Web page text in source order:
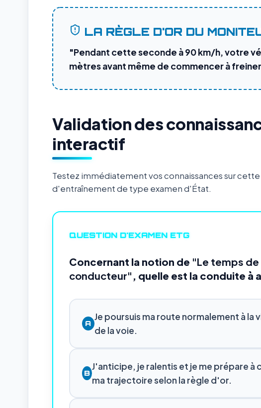
LA RÈGLE D'OR DU
"Pendant cette seconde à 90 km/h, votre
mètres avant même de commencer à
Validation des
interactif
Testez immédiatement vos connaissances sur
d'entraînement de type examen d'État.
QUESTION D'EXAMEN ETG
Concernant la notion de "Le temps
conducteur" , quelle est la conduite à
A
Je poursuis ma route normalement à la
de la voie.
B
J'anticipe, je ralentis et je me prépare à
ma trajectoire selon la règle d'or.